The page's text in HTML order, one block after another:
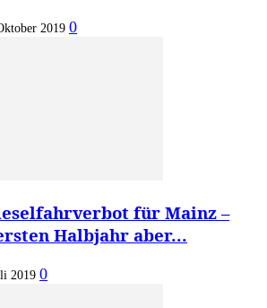
2019 0
für Mainz –
Halbjahr aber...
2019 0